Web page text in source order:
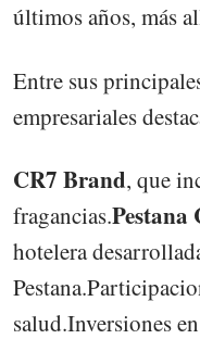
últimos años, más
Entre sus
empresariales
CR7 Brand, que
fragancias.Pestana
hotelera
salud.Inversiones